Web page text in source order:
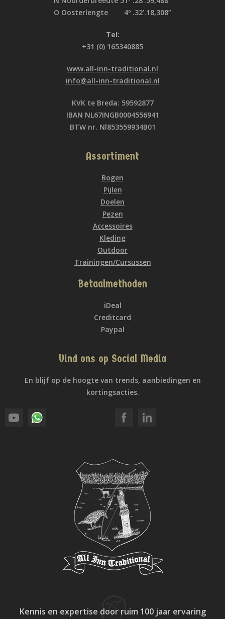
O Oosterlengte 4º .32’.18,308”
Tel:
+31 (0) 165340885
www.all-inn-traditional.nl
info@all-inn-traditional.nl
KVK te Breda: 59592877
IBAN NL67INGB0004556941
BTW nr. Nl853559934B01
Assortiment
Bogen
Pijlen
Doelen
Pezen
Accessoires
Kleding
Outdoor
Trainingen/Cursussen
Betaalmethoden
iDeal
Creditcard
Paypal
Vind ons op Social Media
En blijf op de hoogte van trends, aanbiedingen en
kortingsacties.
Kennis en expertise door ruim 100 jaar ervaring